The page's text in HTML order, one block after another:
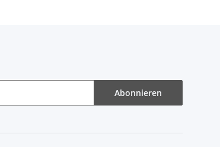
Abonnieren